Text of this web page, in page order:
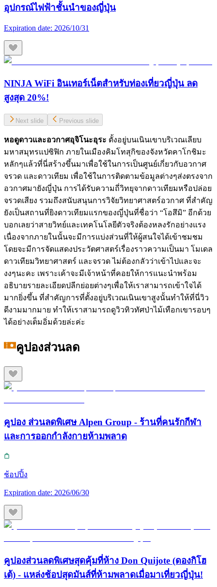
อุปกรณ์ไฟฟ้าชั้นนำของญี่ปุ่น
Expiration date: 2026/10/31
NINJA WiFi อินเทอร์เน็ตสำหรับท่องเที่ยวญี่ปุ่น ลด
สูงสุด 20%!
Next slide Previous slide
หอดูดาวและอวกาศอุจิโนะอุระ ตั้งอยู่บนเนินเขาบริเวณเลียบ
มหาสมุทรแปซิฟิก ภายในเมืองคิมโทสุกิของจังหวัดคาโกชิมะ
หลักๆแล้วที่นี่สร้างขึ้นมาเพื่อใช้ในการเป็นศูนย์เกี่ยวกับอวกาศ
จรวด และดาวเทียม เพื่อใช้ในการติดตามข้อมูลต่างๆส่งตรงจาก
อวกาศมายังญี่ปุ่น การได้รับความถี่วิทยุจากดาวเทียมหรือปล่อย
จรวดเสียง รวมถึงสนับสนุนการวิจัยวิทยาศาสตร์อวกาศ ที่สำคัญ
ยังเป็นสถานที่ยิงดาวเทียมแรกของญี่ปุ่นที่ชื่อว่า “โอสึมิ” อีกด้วย
บอกเลยว่าสายวิทย์และเทคโนโลยีตัวจริงต้องหลงรักอย่างแรง
เนื่องจากภายในนั้นจะมีการแบ่งส่วนที่ให้ผู้สนใจได้เข้าชมชม
โดยจะมีการจัดแสดงประวัตศาสตร์เรื่องราวความเป็นมา โมเดล
ดาวเทียมวิทยาศาสตร์ และจรวด ไม่ต้องกลัวว่าเข้าไปและจะ
งงๆนะคะ เพราะเค้าจะมีเจ้าหน้าที่คอยให้การแนะนำพร้อม
อธิบายรายละเอียดปลีกย่อยต่างๆเพื่อให้เราสามารถเข้าใจได้
มากยิ่งขึ้น ที่สำคัญการที่ตั้งอยู่บริเวณเนินเขาสูงนั้นทำให้ที่นี่วิว
ดีงามมากมาย ทำให้เราสามารถดูวิวทิวทัศป่าไม้เทือกเขารอบๆ
ได้อย่างเต็มอิ่มด้วยล่ะค่ะ
คูปองส่วนลด
คูปอง ส่วนลดพิเศษ Alpen Group - ร้านที่คนรักกีฬา
และการออกกำลังกายห้ามพลาด
ช้อปปิ้ง
Expiration date: 2026/06/30
คูปองส่วนลดพิเศษสุดคุ้มที่ห้าง Don Quijote (ดองกิโฮ
เต้) - แหล่งช้อปสุดมันส์ที่ห้ามพลาดเมื่อมาเที่ยวญี่ปุ่น!